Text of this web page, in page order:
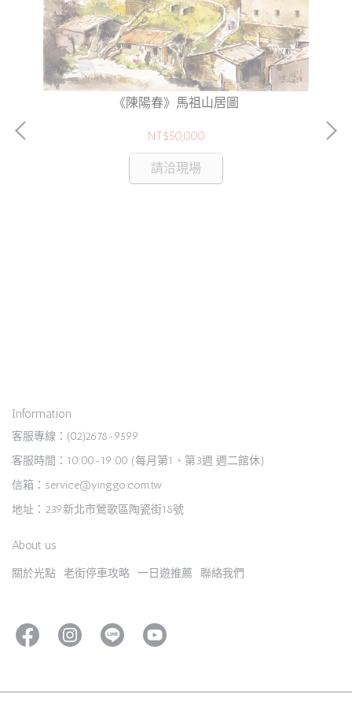
《陳陽春》馬祖山居圖
NT$50,000
請洽現場
Information
客服專線：(02)2678-9599
客服時間：10:00-19:00 (每月第1、第3週 週二館休)
信箱：service@yinggo.com.tw
地址：239新北市鶯歌區陶瓷街18號
About us
關於光點 老街停車攻略 一日遊推薦 聯絡我們